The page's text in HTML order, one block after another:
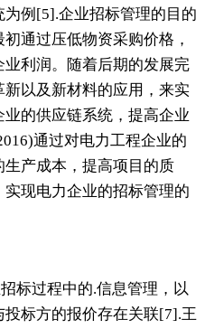
例[5].企业招标管理的目的
通过压低物资采购价格，
利润。随着后期的发展完
以及新材料的应用，来实
的供应链系统，提高企业
通过对电力工程企业的
产成本，提高项目的质
现电力企业的招标管理的
标过程中的.信息管理，以
标方的报价存在关联[7].王